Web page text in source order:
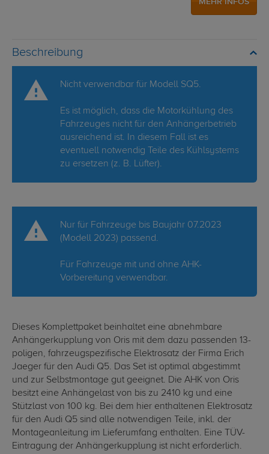
MEHR INFOS
Beschreibung
Nicht verwendbar für Modell SQ5.
Es ist möglich, dass die Motorkühlung des
Fahrzeuges nicht für den Anhängerbetrieb
ausreichend ist. In diesem Fall ist es
eventuell notwendig Teile des Kühlsystems
zu ersetzen (z. B. Lüfter).
Nur für Fahrzeuge bis Baujahr 07.2023
(Modell 2023) passend.
Für Fahrzeuge mit und ohne AHK-
Vorbereitung verwendbar.
Dieses Komplettpaket beinhaltet eine abnehmbare
Anhängerkupplung von Oris mit dem dazu passenden 13-
poligen, fahrzeugspezifische Elektrosatz der Firma Erich
Jaeger für den Audi Q5. Das Set ist optimal abgestimmt
und zur Selbstmontage gut geeignet. Die AHK von Oris
besitzt eine Anhängelast von bis zu 2410 kg und eine
Stützlast von 100 kg. Bei dem hier enthaltenen Elektrosatz
für den Audi Q5 sind alle notwendigen Teile, inkl. der
Montageanleitung im Lieferumfang enthalten. Eine TÜV-
Eintragung der Anhängerkupplung ist nicht erforderlich.